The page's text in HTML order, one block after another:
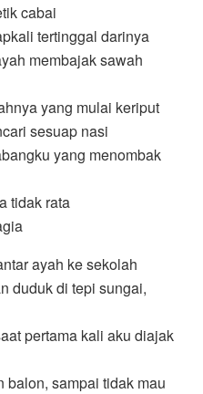
cabai
tertinggal darinya
membajak sawah
yang mulai keriput
sesuap nasi
yang menombak
tidak rata
ayah ke sekolah
duduk di tepi sungai,
pertama kali aku diajak
balon, sampai tidak mau